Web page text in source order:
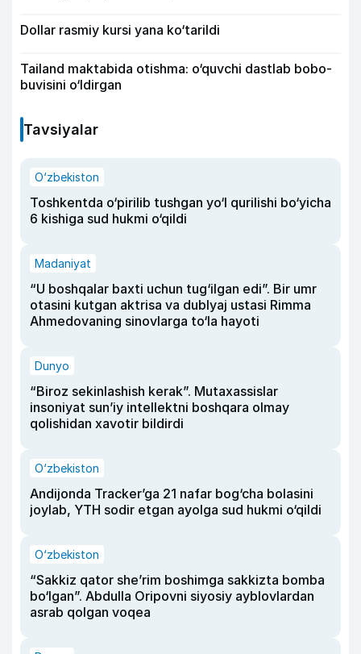
Dollar rasmiy kursi yana ko‘tarildi
Tailand maktabida otishma: o‘quvchi dastlab bobo-
buvisini o‘ldirgan
Tavsiyalar
O‘zbekiston
Toshkentda o‘pirilib tushgan yo‘l qurilishi bo‘yicha
6 kishiga sud hukmi o‘qildi
Madaniyat
“U boshqalar baxti uchun tug‘ilgan edi”. Bir umr
otasini kutgan aktrisa va dublyaj ustasi Rimma
Ahmedovaning sinovlarga to‘la hayoti
Dunyo
“Biroz sekinlashish kerak”. Mutaxassislar
insoniyat sun’iy intellektni boshqara olmay
qolishidan xavotir bildirdi
O‘zbekiston
Andijonda Tracker’ga 21 nafar bog‘cha bolasini
joylab, YTH sodir etgan ayolga sud hukmi o‘qildi
O‘zbekiston
“Sakkiz qator she’rim boshimga sakkizta bomba
bo‘lgan”. Abdulla Oripovni siyosiy ayblovlardan
asrab qolgan voqea